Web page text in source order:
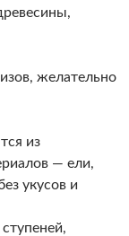
желательно
из
— ели,
укусов и